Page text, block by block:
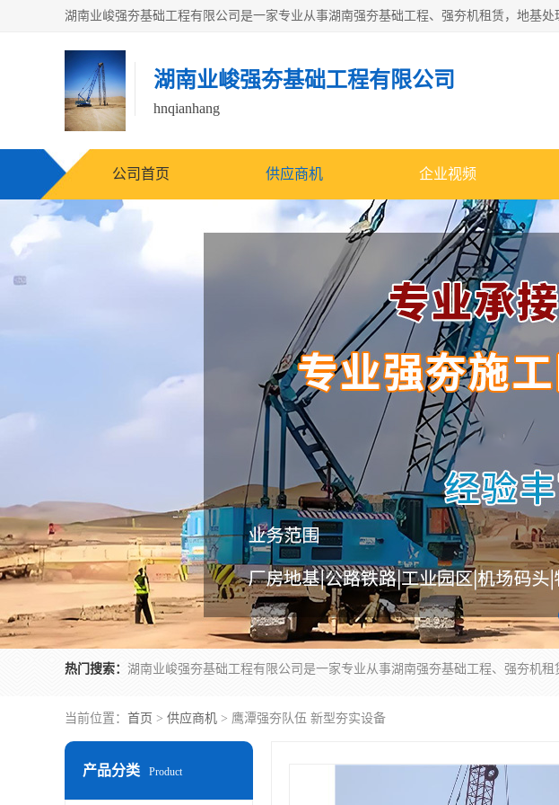
湖南业峻强夯基础工程有限公司
hnqianhang
公司首页 供应商机 企业视频
热门搜索：
当前位置： 首页 > 供应商机 > 鹰潭强夯队伍 新型夯实设备
产品分类 Product